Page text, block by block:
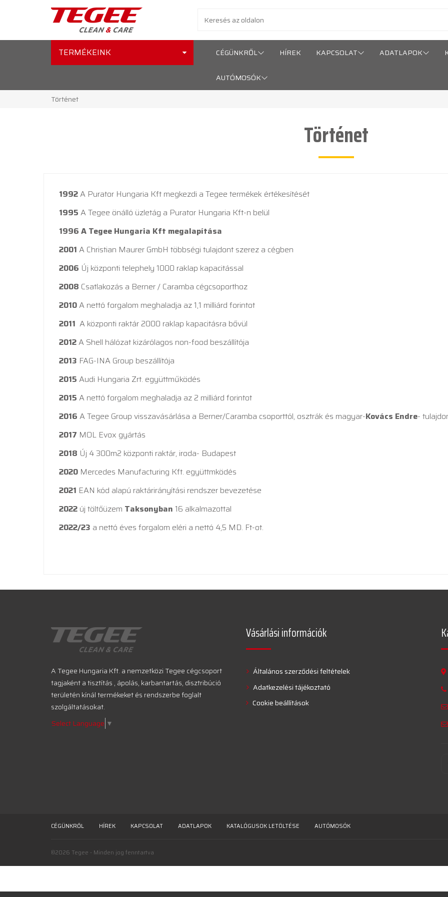
TERMÉKEINK CÉGÜNKRŐL HÍREK KAPCSOLAT ADATLAPOK
AUTÓMOSÓK
Történet
Történet
1992A Purator Hungaria Kft megkezdi a Tegee termékek értékesítését
1995 A Tegee önálló üzletág a Purator Hungaria Kft-n belül
1996 A Tegee Hungaria Kft megalapítása
2001 A Christian Maurer GmbH többségi tulajdont szerez a cégben
2006 Új központi telephely 1000 raklap kapacitással
2008 Csatlakozás a Berner / Caramba cégcsoporthoz
2010A nettó forgalom meghaladja az 1,1 milliárd forintot
2011 A központi raktár 2000 raklap kapacitásra bővül
2012A Shell hálózat kizárólagos non-food beszállítója
2013 FAG-INA Group beszállítója
2015 Audi Hungaria Zrt. együttműködés
2015 A nettó forgalom meghaladja az 2 milliárd forintot
2016 A Tegee Group visszavásárlása a Berner/Caramba csoporttól, osztrák és magyar-Kovács Endre-
2017 MOL Evox gyártás
2018 Új 4 300m2 központi raktár, iroda- Budapest
2020 Mercedes Manufacturing Kft. együttmködés
2021 EAN kód alapú raktárirányítási rendszer bevezetése
2022 új töltőüzem Taksonyban 16 alkalmazottal
2022/23 a nettó éves forgalom eléri a nettó 4,5 MD. Ft-ot.
A Tegee Hungaria Kft. a nemzetközi Tegee cégcsoport
tagjaként a tisztítás , ápolás, karbantartás, disztribúció
területén kínál termékeket és rendszerbe foglalt
szolgáltatásokat.
Select Language ▼
Vásárlási információk
Általános szerződési feltételek
Adatkezelési tájékoztató
Cookie beállítások
CÉGÜNKRŐL HÍREK KAPCSOLAT ADATLAPOK KATALÓGUSOK LETÖLTÉSE AUTÓMOSÓK
©2026 Tegee - Minden jog fenntartva